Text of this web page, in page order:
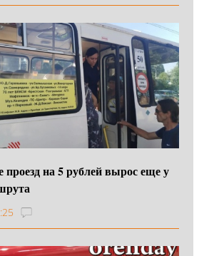
проезд на 5 рублей вырос еще у